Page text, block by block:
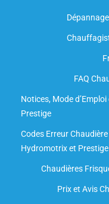
FAQ
Notices, Mode
Prestige
Codes Erreur
Hydromotrix et Prestige
Chaudières
Prix et Avis